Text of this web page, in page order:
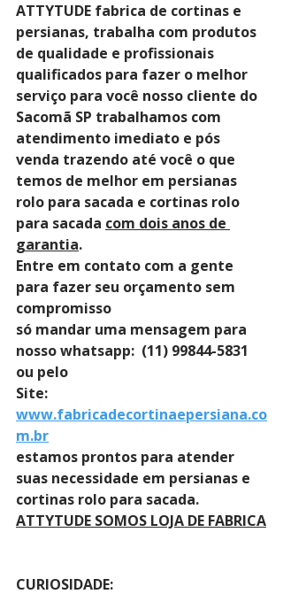
ATTYTUDE fabrica de cortinas e
persianas, trabalha com produtos
de qualidade e profissionais
qualificados para fazer o melhor
serviço para você nosso cliente do
Sacomã SP trabalhamos com
atendimento imediato e pós
venda trazendo até você o que
temos de melhor em persianas
rolo para sacada e cortinas rolo
para sacada com dois anos de
garantia.
Entre em contato com a gente
para fazer seu orçamento sem
compromisso
só mandar uma mensagem para
nosso whatsapp:  (11) 99844-5831
ou pelo
Site:
www.fabricadecortinaepersiana.co
m.br
estamos prontos para atender
suas necessidade em persianas e
cortinas rolo para sacada.
ATTYTUDE SOMOS LOJA DE FABRICA
CURIOSIDADE: